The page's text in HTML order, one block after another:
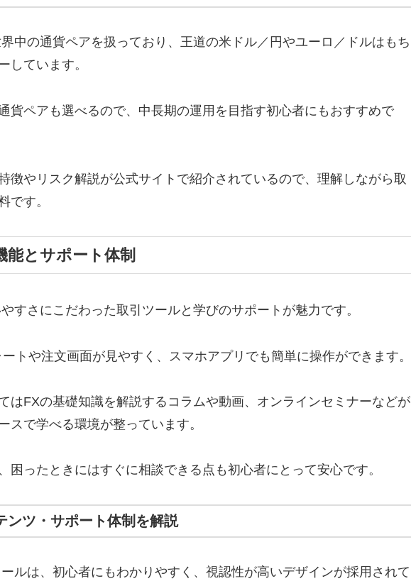
中の通貨ペアを扱っており、王道の米ドル／円やユーロ／ドルはもち
しています。
貨ペアも選べるので、中長期の運用を目指す初心者にもおすすめで
徴やリスク解説が公式サイトで紹介されているので、理解しながら取
です。
とサポート体制
すさにこだわった取引ツールと学びのサポートが魅力です。
トや注文画面が見やすく、スマホアプリでも簡単に操作ができます。
はFXの基礎知識を解説するコラムや動画、オンラインセミナーなどが
スで学べる環境が整っています。
困ったときにはすぐに相談できる点も初心者にとって安心です。
ンツ・サポート体制を解説
ルは、初心者にもわかりやすく、視認性が高いデザインが採用されて